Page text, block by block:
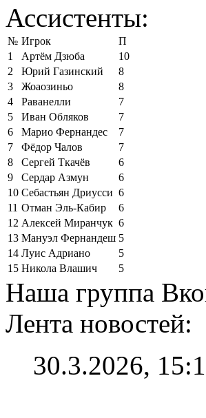
Ассистенты:
№ Игрок
П
1
Артём Дзюба
10
2
Юрий Газинский
8
3
Жоаозиньо
8
4
Раванелли
7
5
Иван Обляков
7
6
Марио Фернандес
7
7
Фёдор Чалов
7
8
Сергей Ткачёв
6
9
Сердар Азмун
6
10 Себастьян Дриусси 6
11 Отман Эль-Кабир
6
12 Алексей Миранчук 6
13 Мануэл Фернандеш 5
14 Луис Адриано
5
15 Никола Влашич 5
Наша группа
Лента новостей:
30.3.2026,